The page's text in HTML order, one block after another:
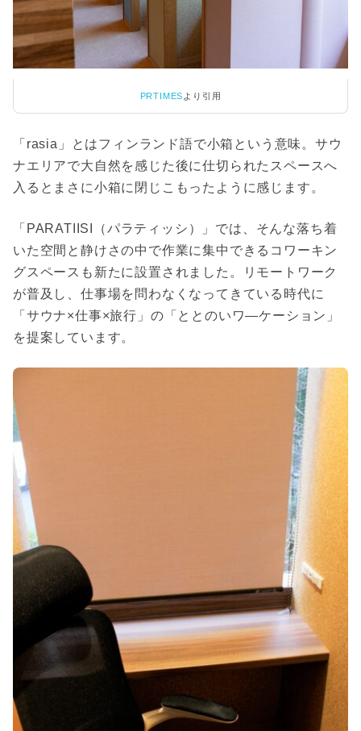
PRTIMES より引用
「rasia」とはフィンランド語で小箱という意味。サウ
ナエリアで大自然を感じた後に仕切られたスペースへ
入るとまさに小箱に閉じこもったように感じます。
「PARATIISI（パラティッシ）」では、そんな落ち着
いた空間と静けさの中で作業に集中できるコワーキン
グスペースも新たに設置されました。リモートワーク
が普及し、仕事場を問わなくなってきている時代に
「サウナ×仕事×旅行」の「ととのいワ―ケーション」
を提案しています。